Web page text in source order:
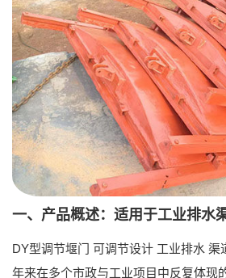
一、产品概述：适用于工业排水
DY型调节堰门 可调节设计 工业排水 渠
年来在多个市政与工业项目中反复体现